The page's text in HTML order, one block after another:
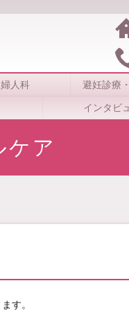
婦人科 避妊診療
インタビ
ケア
す。